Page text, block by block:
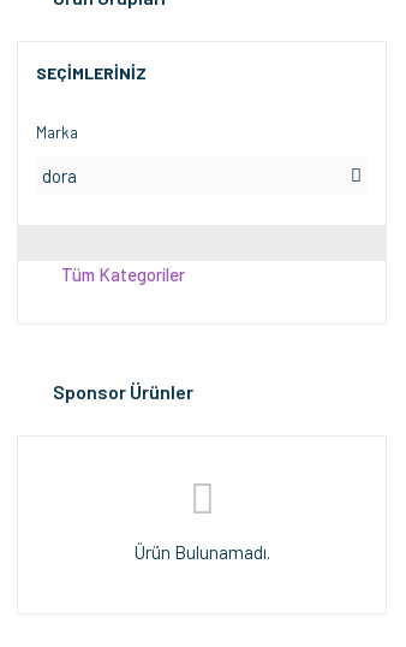
SEÇIMLERINIZ
Marka
dora
Tüm Kategoriler
Sponsor Ürünler
Ürün Bulunamadı.